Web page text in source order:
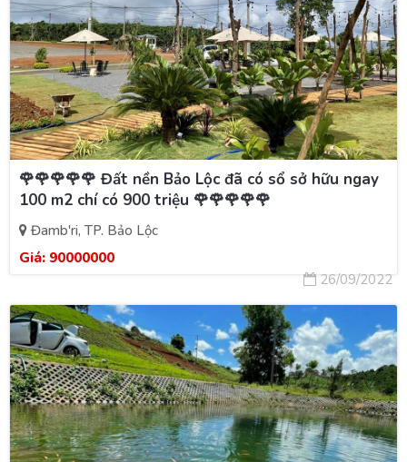
🌹🌹🌹🌹🌹 Đất nền Bảo Lộc đã có sổ sở hữu ngay
100 m2 chí có 900 triệu 🌹🌹🌹🌹🌹
Đamb'ri, TP. Bảo Lộc
Giá: 90000000
26/09/2022